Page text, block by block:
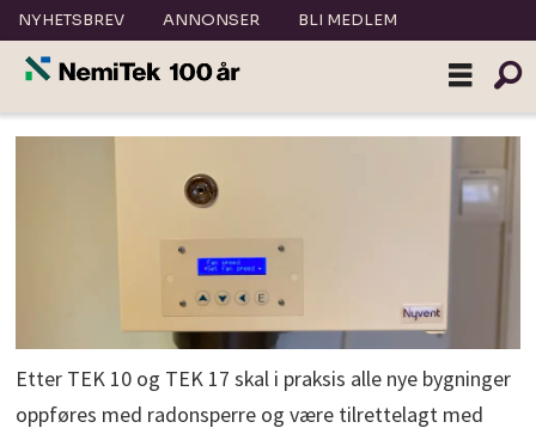
NYHETSBREV ANNONSER BLI MEDLEM
Etter TEK 10 og TEK 17 skal i praksis alle nye bygninger
oppføres med radonsperre og være tilrettelagt med